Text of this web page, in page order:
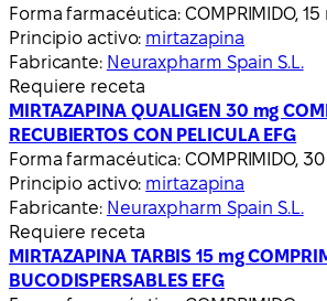
Forma farmacéutica: COMPRIMIDO, 15
Principio activo: mirtazapina
Fabricante: Neuraxpharm Spain S.L.
Requiere receta
MIRTAZAPINA QUALIGEN 30 mg
RECUBIERTOS CON PELICULA EFG
Forma farmacéutica: COMPRIMIDO,
Principio activo: mirtazapina
Fabricante: Neuraxpharm Spain S.L.
Requiere receta
MIRTAZAPINA TARBIS 15 mg
BUCODISPERSABLES EFG